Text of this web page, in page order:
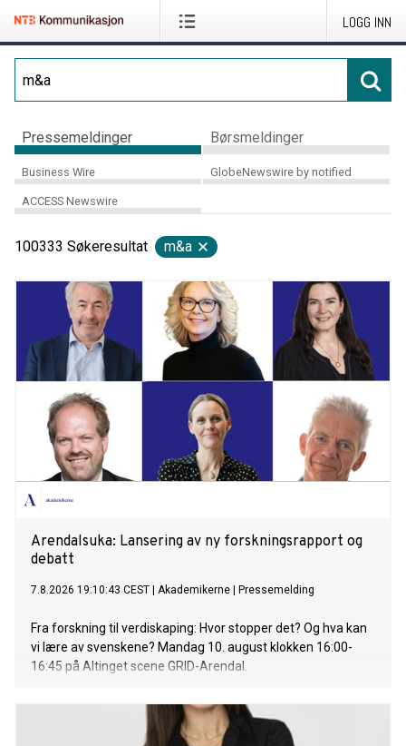
LOGG INN
Pressemeldinger Børsmeldinger
Business Wire GlobeNewswire by notified
ACCESS Newswire
100333 Søkeresultat m&a
Arendalsuka: Lansering av ny forskningsrapport og
debatt
7.8.2026 19:10:43 CEST Akademikerne Pressemelding
Fra forskning til verdiskaping: Hvor stopper det? Og hva kan
vi lære av svenskene? Mandag 10. august klokken 16:00-
16:45 på Altinget scene GRID-Arendal.